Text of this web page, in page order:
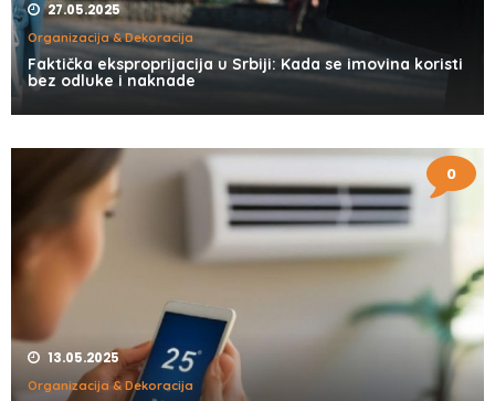
27.05.2025
Organizacija & Dekoracija
Faktička eksproprijacija u Srbiji: Kada se imovina koristi
bez odluke i naknade
0
13.05.2025
Organizacija & Dekoracija